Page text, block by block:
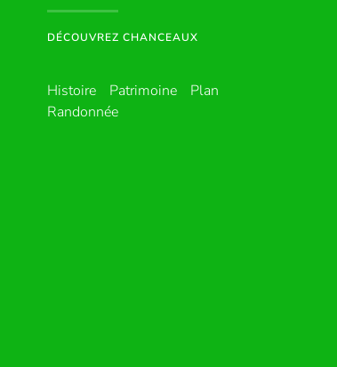
DÉCOUVREZ CHANCEAUX
Histoire Patrimoine
Plan
Randonnée